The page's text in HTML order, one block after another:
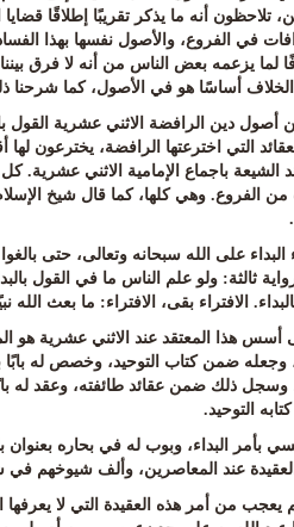
تلاحظون أنه ما يذكر تقريبًا إطلاقًا
في الفروع، والأصول نفسها بهذا
لما يزعمه بعض الناس من أنه لا فرق
الخلاف أساسًا هو في الأصول، كما شرحنا
دين الرافضة الاثني عشرية القول
التي اخترعتها الرافضة، يخترعون لها
باجماع الإمامية الاثني عشرية.
الفروع. وهي كلها، كما قال شيخ
.
على الله سبحانه وتعالى، حتى
ثالثة:ولو علم الناس ما في القول
. الافتراء بقى، الافتراء: ما بعث الله
أسس هذا المعتقد عند الاثني عشرية هو
وجعله ضمن كتاب التوحيد، وخصص له بابًا
وسجل ذلك ضمن عقائد طائفته، وعقد له
التوحيد.
بأمر البداء، وبوب له في بحاره
عند المعاصرين، وألف شيوخهم
يعجب من أمر هذه العقيدة التي لا